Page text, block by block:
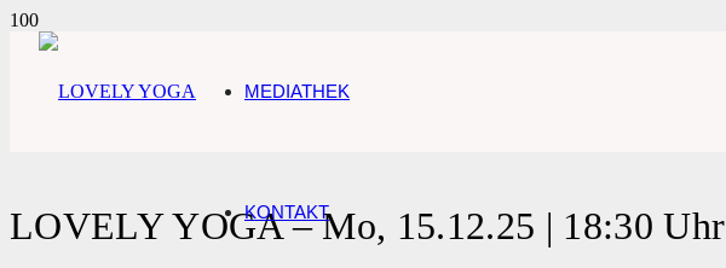
MEDIATHEK
KONTAKT
LOVELY YOGA – Mo, 15.12.25 | 18:30 Uhr